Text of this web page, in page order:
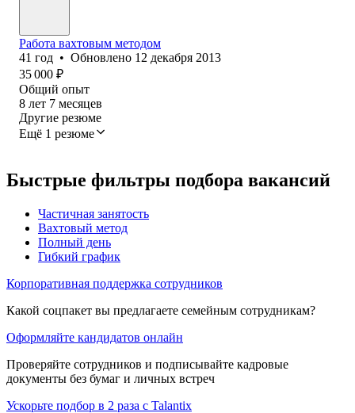
Работа вахтовым методом
41 год • Обновлено 12 декабря 2013
35 000 ₽
Общий опыт
8 лет 7 месяцев
Другие резюме
Ещё 1 резюме
Быстрые фильтры подбора вакансий
Частичная занятость
Вахтовый метод
Полный день
Гибкий график
Корпоративная поддержка сотрудников
Какой соцпакет вы предлагаете семейным сотрудникам?
Оформляйте кандидатов онлайн
Проверяйте сотрудников и подписывайте кадровые
документы без бумаг и личных встреч
Ускорьте подбор в 2 раза с Talantix